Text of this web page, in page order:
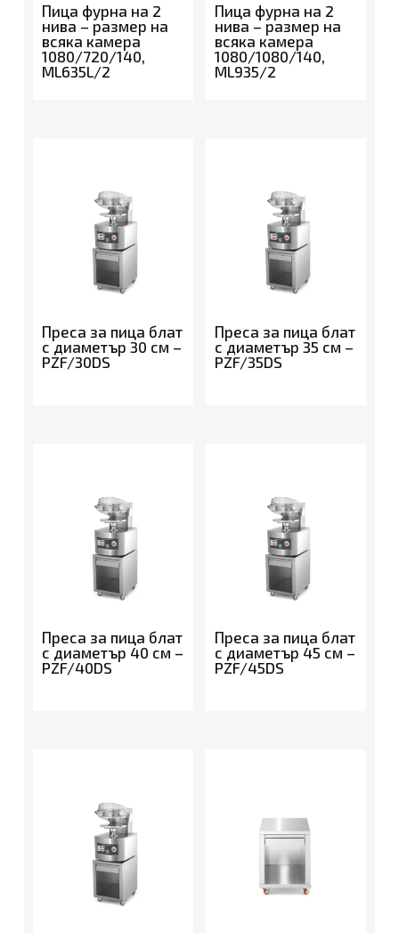
Пица фурна на 2
нива – размер на
всяка камера
1080/720/140,
ML635L/2
Пица фурна на 2
нива – размер на
всяка камера
1080/1080/140,
ML935/2
Преса за пица блат
с диаметър 30 см –
PZF/30DS
Преса за пица блат
с диаметър 35 см –
PZF/35DS
Преса за пица блат
с диаметър 40 см –
PZF/40DS
Преса за пица блат
с диаметър 45 см –
PZF/45DS